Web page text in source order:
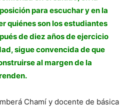
para escuchar y en la
quiénes son los estudiantes
de diez años de ejercicio
sigue convencida de que
al margen de la
Chamí y docente de básica